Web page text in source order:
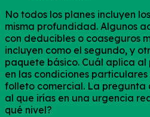
No todos los planes incluyen
misma profundidad. Algunos
con deducibles o coaseguros
incluyen como el segundo, y
paquete básico. Cuál aplica al
en las condiciones
folleto comercial. La pregunta
al que irías en una urgencia
qué nivel?